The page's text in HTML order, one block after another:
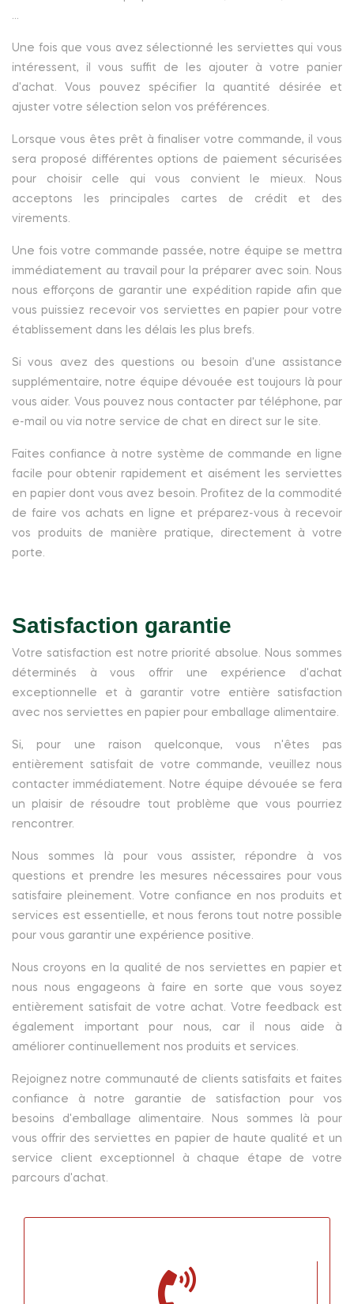
...
Une fois que vous avez sélectionné les serviettes qui vous
intéressent, il vous suffit de les ajouter à votre panier
d'achat. Vous pouvez spécifier la quantité désirée et
ajuster votre sélection selon vos préférences.
Lorsque vous êtes prêt à finaliser votre commande, il vous
sera proposé différentes options de paiement sécurisées
pour choisir celle qui vous convient le mieux. Nous
acceptons les principales cartes de crédit et des
virements.
Une fois votre commande passée, notre équipe se mettra
immédiatement au travail pour la préparer avec soin. Nous
nous efforçons de garantir une expédition rapide afin que
vous puissiez recevoir vos serviettes en papier pour votre
établissement dans les délais les plus brefs.
Si vous avez des questions ou besoin d'une assistance
supplémentaire, notre équipe dévouée est toujours là pour
vous aider. Vous pouvez nous contacter par téléphone, par
e-mail ou via notre service de chat en direct sur le site.
Faites confiance à notre système de commande en ligne
facile pour obtenir rapidement et aisément les serviettes
en papier dont vous avez besoin. Profitez de la commodité
de faire vos achats en ligne et préparez-vous à recevoir
vos produits de manière pratique, directement à votre
porte.
Satisfaction garantie
Votre satisfaction est notre priorité absolue. Nous sommes
déterminés à vous offrir une expérience d'achat
exceptionnelle et à garantir votre entière satisfaction
avec nos serviettes en papier pour emballage alimentaire.
Si, pour une raison quelconque, vous n'êtes pas
entièrement satisfait de votre commande, veuillez nous
contacter immédiatement. Notre équipe dévouée se fera
un plaisir de résoudre tout problème que vous pourriez
rencontrer.
Nous sommes là pour vous assister, répondre à vos
questions et prendre les mesures nécessaires pour vous
satisfaire pleinement. Votre confiance en nos produits et
services est essentielle, et nous ferons tout notre possible
pour vous garantir une expérience positive.
Nous croyons en la qualité de nos serviettes en papier et
nous nous engageons à faire en sorte que vous soyez
entièrement satisfait de votre achat. Votre feedback est
également important pour nous, car il nous aide à
améliorer continuellement nos produits et services.
Rejoignez notre communauté de clients satisfaits et faites
confiance à notre garantie de satisfaction pour vos
besoins d'emballage alimentaire. Nous sommes là pour
vous offrir des serviettes en papier de haute qualité et un
service client exceptionnel à chaque étape de votre
parcours d'achat.